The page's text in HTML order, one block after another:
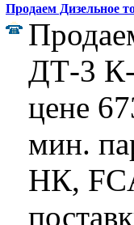
Продаем Дизельное
ДТ-3 К-
цене
мин.
НК,